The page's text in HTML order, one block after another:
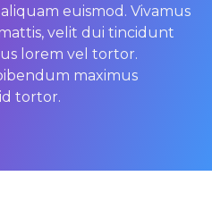
euismod. Vivamus
velit dui tincidunt
lorem vel tortor.
maximus
tortor.